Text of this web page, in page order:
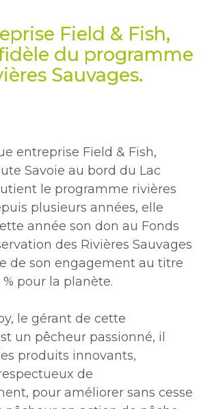
Field & Fish,
du programme
Sauvages.
entreprise Field & Fish,
Savoie au bord du Lac
le programme rivières
plusieurs années, elle
année son don au Fonds
des Rivières Sauvages
de son engagement au titre
pour la planète.
le gérant de cette
un pêcheur passionné, il
produits innovants,
de
pour améliorer sans cesse